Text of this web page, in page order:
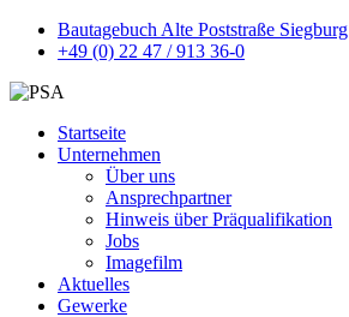
Bautagebuch Alte Poststraße Siegburg
+49 (0) 22 47 / 913 36-0
Startseite
Unternehmen
Über uns
Ansprechpartner
Hinweis über Präqualifikation
Jobs
Imagefilm
Aktuelles
Gewerke